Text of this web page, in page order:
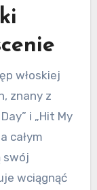
włoskiej
znany z
i „Hit My
całym
swój
wciągnąć